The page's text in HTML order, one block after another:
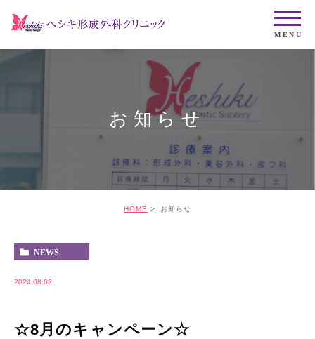
お知らせ
HOME お知らせ
NEWS
2024.08.02
☆8月のキャンペーン☆